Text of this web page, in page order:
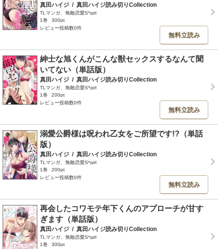
真田ハイジ / 真田ハイジ読み切りCollection
TLマンガ、無敵恋愛S*girl
1巻
300pt
レビュー投稿数0件
無料立読み
紳士な旭くんがこんな獣セックスするなんて聞
いてない（単話版）
真田ハイジ / 真田ハイジ読み切りCollection
TLマンガ、無敵恋愛S*girl
1巻
200pt
レビュー投稿数0件
無料立読み
溺愛公爵様は呪われ乙女をご所望です!?（単話
版）
真田ハイジ / 真田ハイジ読み切りCollection
TLマンガ、無敵恋愛S*girl
1巻
200pt
レビュー投稿数0件
無料立読み
再会したコワモテ年下くんのアプローチが甘す
ぎます（単話版）
真田ハイジ / 真田ハイジ読み切りCollection
TLマンガ、無敵恋愛S*girl
1巻
300pt